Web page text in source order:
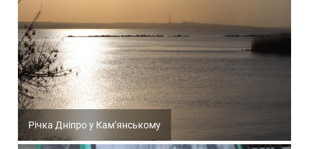
Річка Дніпро у Кам’янському